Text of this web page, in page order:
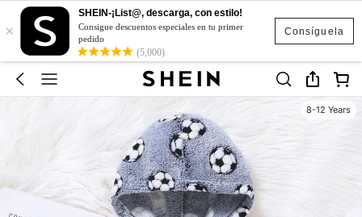
Consíguela
×
SHEIN-¡List@, descarga, con estilo!
Consigue descuentos especiales en tu primer
pedido
(5,000)
8-12 Years